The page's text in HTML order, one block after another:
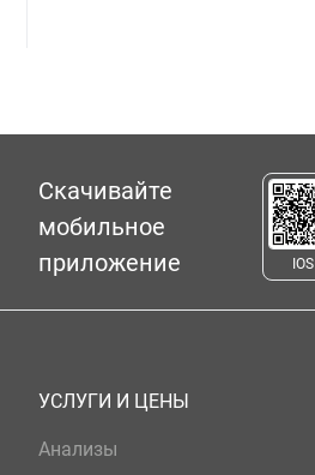
Скачивайте
мобильное
приложение
IOS
УСЛУГИ И ЦЕНЫ
Анализы